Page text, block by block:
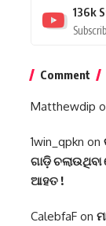
136k
Comment
Matthewdip
1win_qpkn on
ଗାଡ଼ି
ଆହତ !
CalebfaF on